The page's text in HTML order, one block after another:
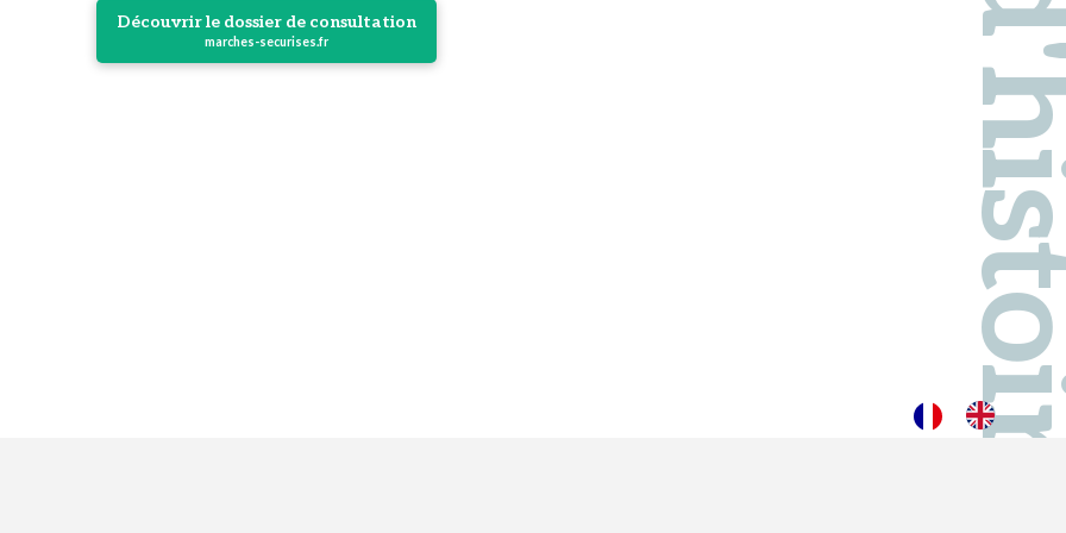
Découvrir le dossier de consultation
marches-securises.fr